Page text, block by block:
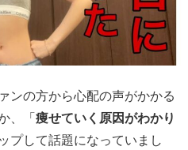
ンの方から心配の声がかかる
、「痩せていく原因がわかり
プして話題になっていまし